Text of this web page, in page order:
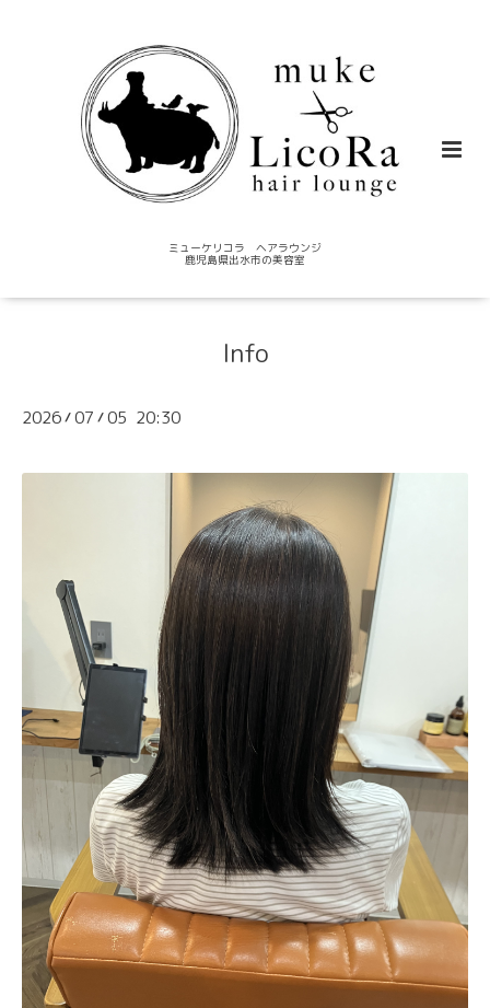
ミューケリコラ ヘアラウンジ
鹿児島県出水市の美容室
Info
2026/07 /05 20:30